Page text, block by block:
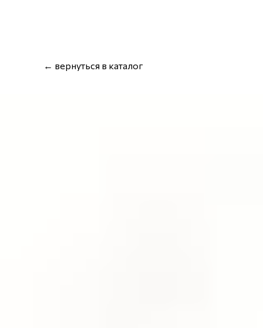
← вернуться в каталог